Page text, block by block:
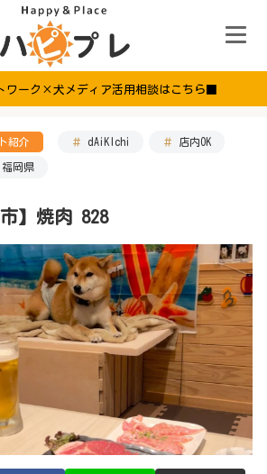
ワーク×犬メディア活用相談はこちら■
紹介 dAiKIchi 店内OK
福岡県
】焼肉 828